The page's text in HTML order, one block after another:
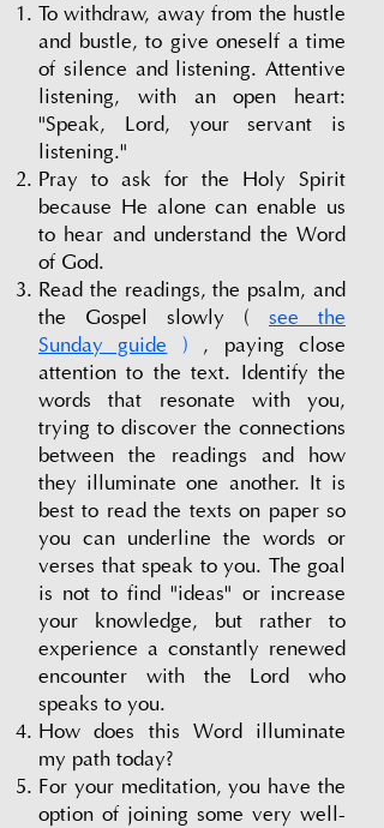
To withdraw, away from the hustle
and bustle, to give oneself a time
of silence and listening. Attentive
listening, with an open heart:
"Speak, Lord, your servant is
listening."
Pray to ask for the Holy Spirit
because He alone can enable us
to hear and understand the Word
of God.
Read the readings, the psalm, and
the Gospel slowly ( see the
Sunday guide ) , paying close
attention to the text. Identify the
words that resonate with you,
trying to discover the connections
between the readings and how
they illuminate one another. It is
best to read the texts on paper so
you can underline the words or
verses that speak to you. The goal
is not to find "ideas" or increase
your knowledge, but rather to
experience a constantly renewed
encounter with the Lord who
speaks to you.
How does this Word illuminate
my path today?
For your meditation, you have the
option of joining some very well-